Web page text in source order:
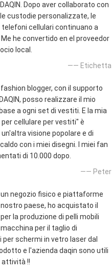
Dopo aver collaborato con
custodie personalizzate, le
telefoni cellulari continuano a
he convertido en el proveedor
local.
—— Etichetta
blogger, con il supporto
posso realizzare il mio
a ogni set di vestiti. E la mia
cellulare per vestiti" è
visione popolare e di
con i miei disegni. I miei fan
di 10.000 dopo.
—— Peter
un negozio fisico e piattaforme
paese, ho acquistato il
la produzione di pelli mobili
per il taglio di
per schermi in vetro laser dal
e l'azienda daqin sono utili
attività !!